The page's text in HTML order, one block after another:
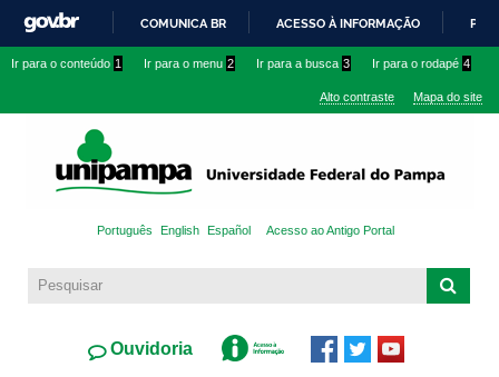
conteúdo
IR
O
COMUNICA BR ACESSO À INFORMAÇÃO
Ir para o conteúdo 1 Ir para o menu 2 Ir para a busca 3 Ir para o rodapé 4
Alto contraste Mapa do site
Português English Español Acesso ao Antigo Portal
Ouvidoria